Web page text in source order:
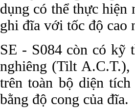
dụng có thể thực hiện
ghi đĩa với tốc độ cao
SE - S084 còn có kỹ
nghiêng (Tilt
trên toàn bộ diện
bằng độ cong của đĩa.